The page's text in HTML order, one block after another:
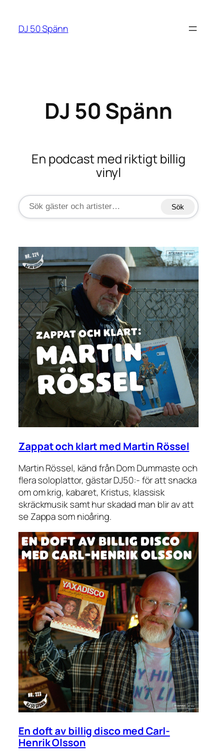
innehåll
DJ 50 Spänn
DJ 50 Spänn
En podcast med riktigt billig
vinyl
Sök
Sök
Zappat och klart med Martin Rössel
Martin Rössel, känd från Dom Dummaste och
flera soloplattor, gästar DJ50:- för att snacka
om om krig, kabaret, Kristus, klassisk
skräckmusik samt hur skadad man blir av att
se Zappa som nioåring.
En doft av billig disco med Carl-
Henrik Olsson